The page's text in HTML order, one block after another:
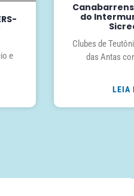
e
do
Clubes de
das Antas
LEIA